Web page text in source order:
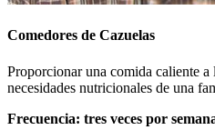
Comedores de Cazuelas
Proporcionar una comida caliente a
necesidades nutricionales de una
Frecuencia: tres veces por